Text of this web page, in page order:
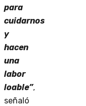
para
cuidarnos
y
hacen
una
labor
loable”,
señaló